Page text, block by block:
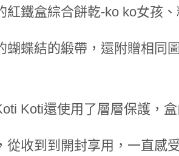
鐵盒綜合餅乾-ko ko女孩
蝴蝶結的緞帶，還附贈相同
Koti還使用了層層保護，
從收到到開封享用，一直感